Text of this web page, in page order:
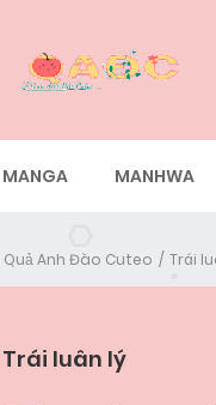
MANGA MANHWA
Quả Anh Đào Cuteo Trái
Trái luân lý